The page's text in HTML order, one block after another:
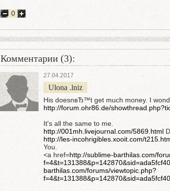
0
Комментарии (3):
27.04.2017
Ulona .lniz
His doesnвЂ™t get much money. I
http://forum.ohr86.de/
It's all the same to me.
http://001mh.livejournal.com/5869.html
http://les-incohrigibles.xooit.com/
You.
<a href=http://sublime-barthilas.com/
barthilas.com/forums/viewtopic.php?